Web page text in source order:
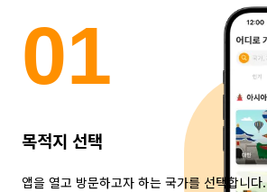
01
목적지 선택
앱을 열고 방문하고자 하는 국가를 선택합니다.